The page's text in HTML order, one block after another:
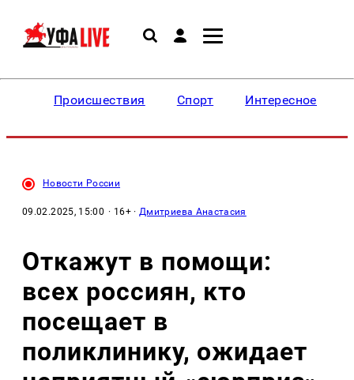
Происшествия Спорт Интересное
Новости России
09.02.2025, 15:00 · 16+ ·Дмитриева Анастасия
Откажут в помощи:
всех россиян, кто
посещает в
поликлинику, ожидает